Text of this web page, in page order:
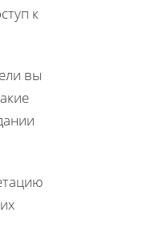
к
вы